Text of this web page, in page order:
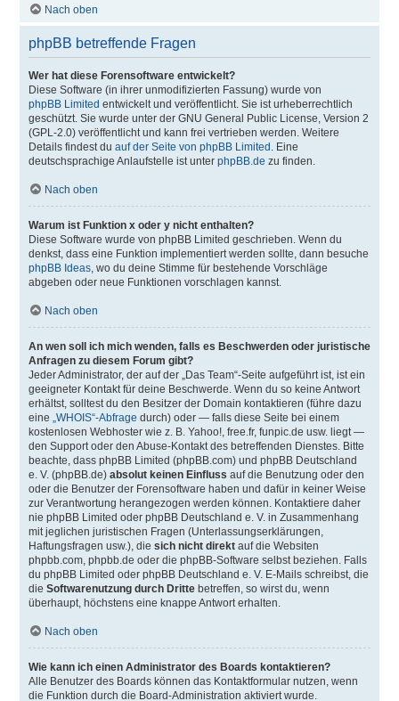
Nach oben
phpBB betreffende Fragen
Wer hat diese Forensoftware entwickelt?
Diese Software (in ihrer unmodifizierten Fassung) wurde von
phpBB Limited entwickelt und veröffentlicht. Sie ist urheberrechtlich
geschützt. Sie wurde unter der GNU General Public License, Version 2
(GPL-2.0) veröffentlicht und kann frei vertrieben werden. Weitere
Details findest du auf der Seite von phpBB Limited . Eine
deutschsprachige Anlaufstelle ist unter phpBB.de zu finden.
Nach oben
Warum ist Funktion x oder y nicht enthalten?
Diese Software wurde von phpBB Limited geschrieben. Wenn du
denkst, dass eine Funktion implementiert werden sollte, dann besuche
phpBB Ideas, wo du deine Stimme für bestehende Vorschläge
abgeben oder neue Funktionen vorschlagen kannst.
Nach oben
An wen soll ich mich wenden, falls es Beschwerden oder juristische
Anfragen zu diesem Forum gibt?
Jeder Administrator, der auf der „Das Team“-Seite aufgeführt ist, ist ein
geeigneter Kontakt für deine Beschwerde. Wenn du so keine Antwort
erhältst, solltest du den Besitzer der Domain kontaktieren (führe dazu
eine „WHOIS“-Abfrage durch) oder — falls diese Seite bei einem
kostenlosen Webhoster wie z. B. Yahoo!, free.fr, funpic.de usw. liegt —
den Support oder den Abuse-Kontakt des betreffenden Dienstes. Bitte
beachte, dass phpBB Limited (phpBB.com) und phpBB Deutschland
e. V. (phpBB.de) absolut keinen Einfluss auf die Benutzung oder den
oder die Benutzer der Forensoftware haben und dafür in keiner Weise
zur Verantwortung herangezogen werden können. Kontaktiere daher
nie phpBB Limited oder phpBB Deutschland e. V. in Zusammenhang
mit jeglichen juristischen Fragen (Unterlassungserklärungen,
Haftungsfragen usw.), die sich nicht direktauf die Websiten
phpbb.com, phpbb.de oder die phpBB-Software selbst beziehen. Falls
du phpBB Limited oder phpBB Deutschland e. V. E-Mails schreibst, die
die Softwarenutzung durch Drittebetreffen, so wirst du, wenn
überhaupt, höchstens eine knappe Antwort erhalten.
Nach oben
Wie kann ich einen Administrator des Boards kontaktieren?
Alle Benutzer des Boards können das Kontaktformular nutzen, wenn
die Funktion durch die Board-Administration aktiviert wurde.